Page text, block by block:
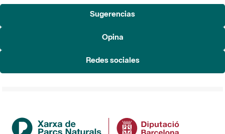
Sugerencias
Opina
Redes sociales